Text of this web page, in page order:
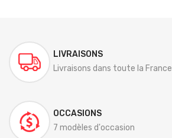
LIVRAISONS
Livraisons dans toute la France
OCCASIONS
7 modèles d'occasion